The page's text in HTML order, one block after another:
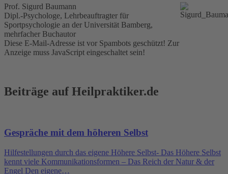
Prof. Sigurd Baumann
Dipl.-Psychologe, Lehrbeauftragter für
Sportpsychologie an der Universität Bamberg,
mehrfacher Buchautor
Diese E-Mail-Adresse ist vor Spambots geschützt! Zur
Anzeige muss JavaScript eingeschaltet sein!
Beiträge auf Heilpraktiker.de
Gespräche mit dem höheren Selbst
Hilfestellungen durch das eigene Höhere Selbst- Das Höhere Selbst
kennt viele Kommunikationsformen – Das Reich der Natur & der
Engel Den eigene…